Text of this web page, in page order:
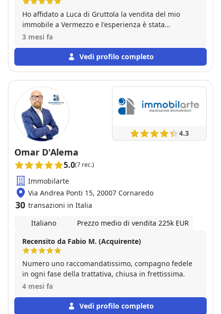
Ho affidato a Luca di Gruttola la vendita del mio
immobile a Vermezzo e l'esperienza è stata
eccellente. Luca ha saputo posizionare la casa sul
acquirenti qualificati e concludendo la vendita in
tempi brevi e al giusto prezzo. La sua gestione della
senza intoppi. Un vero professionista del settore
immobiliare!
3 mesi fa
Vedi profilo completo
4.3
Omar D'Alema
5.0(7 rec.)
Immobilarte
Via Andrea Ponti 15, 20007 Cornaredo
30 transazioni in Italia
Italiano
Prezzo medio di vendita 225k EUR
Recensito da Fabio M. (Acquirente)
Numero uno raccomandatissimo, compagno fedele
in ogni fase della trattativa, chiusa in frettissima.
4 mesi fa
Vedi profilo completo